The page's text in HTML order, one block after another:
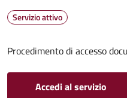
Servizio attivo
Procedimento di accesso
Accedi al servizio